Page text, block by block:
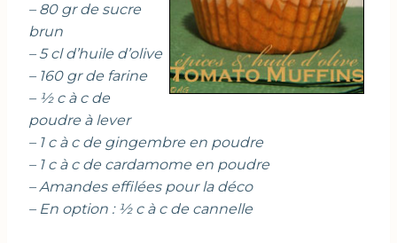
– 80 gr de sucre
brun
– 5 cl d’huile d’olive
– 160 gr de farine
– ½ c à c de
poudre à lever
– 1 c à c de gingembre en poudre
– 1 c à c de cardamome en poudre
– Amandes effilées pour la déco
– En option : ½ c à c de cannelle